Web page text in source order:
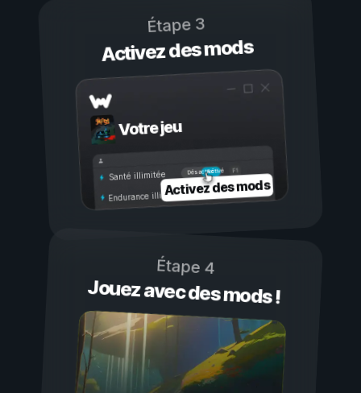
Étape 3
Activez des mods
Votre jeu
Activé
Désactivé
Santé illimitée
Endurance illimitéeActivez des mods
Étape 4
Jouez avec des mods !